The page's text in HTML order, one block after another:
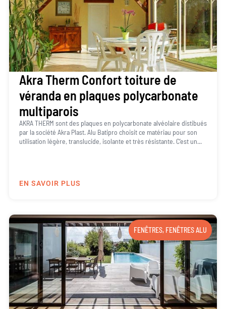
Akra Therm Confort toiture de
véranda en plaques polycarbonate
multiparois
AKRA THERM sont des plaques en polycarbonate alvéolaire distibués
par la société Akra Plast. Alu Batipro choisit ce matériau pour son
utilisation légère, translucide, isolante et très résistante. C’est un...
EN SAVOIR PLUS
FENÊTRES, FENÊTRES ALU